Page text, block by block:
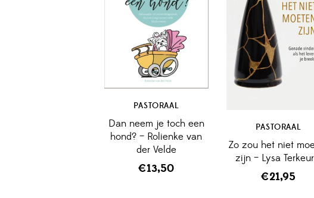
PASTORAAL
Dan neem je toch een
hond? – Rolienke van
der Velde
€13,50
PASTORAAL
Zo zou het niet
zijn – Lysa
€21,95